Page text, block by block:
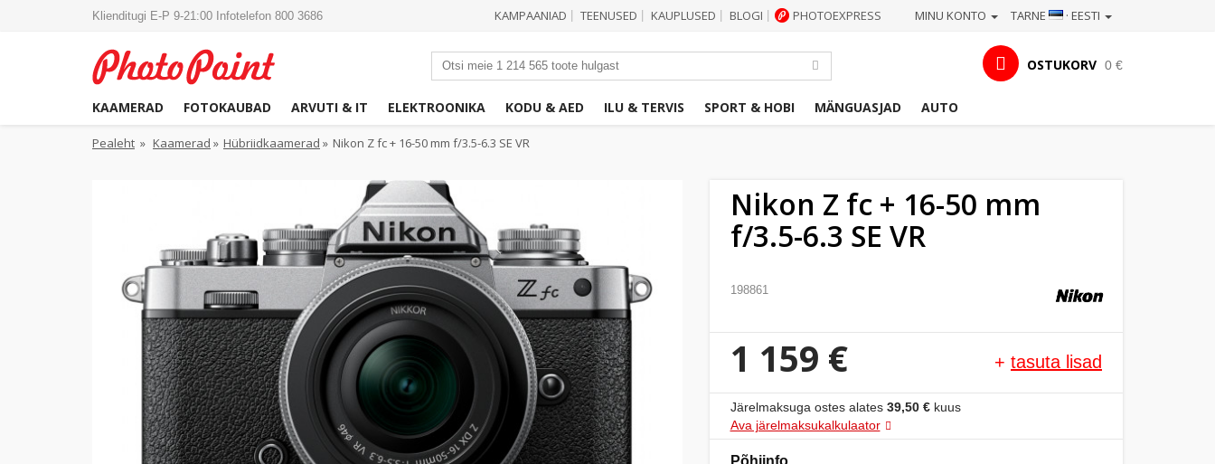
Klienditugi E-P 9-21:00 Infotelefon 800 3686 TARNE · EESTI
MINU KONTO
KAMPAANIAD TEENUSED KAUPLUSED BLOGI PHOTOEXPRESS
OSTUKORV 0 €
KAAMERAD FOTOKAUBAD ARVUTI & IT ELEKTROONIKA KODU & AED ILU & TERVIS SPORT & HOBI MÄNGUASJAD AUTO
Pealeht » Kaamerad » Hübriidkaamerad » Nikon Z fc + 16-50 mm f/3.5-6.3 SE VR
Nikon Z fc + 16-50 mm
f/3.5-6.3 SE VR
198861
1 159 € + tasuta lisad
Järelmaksuga ostes alates 39,50 €kuus
Ava järelmaksukalkulaator
Põhiinfo